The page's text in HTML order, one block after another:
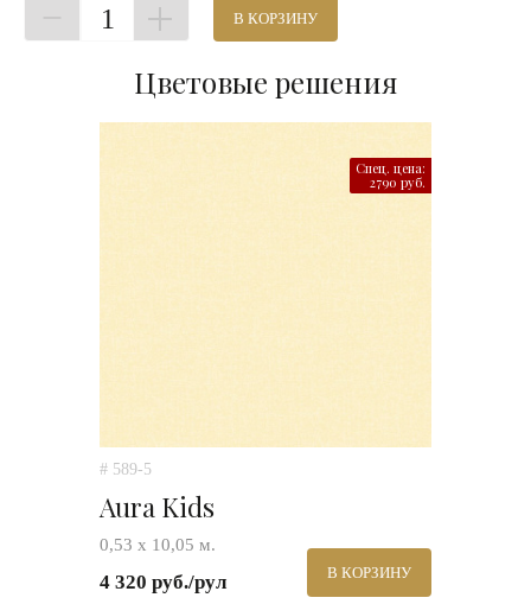
1 В КОРЗИНУ
Цветовые решения
Спец. цена:
2790 руб.
# 589-5
Aura Kids
0,53 х 10,05 м.
4 320 руб./рул В КОРЗИНУ